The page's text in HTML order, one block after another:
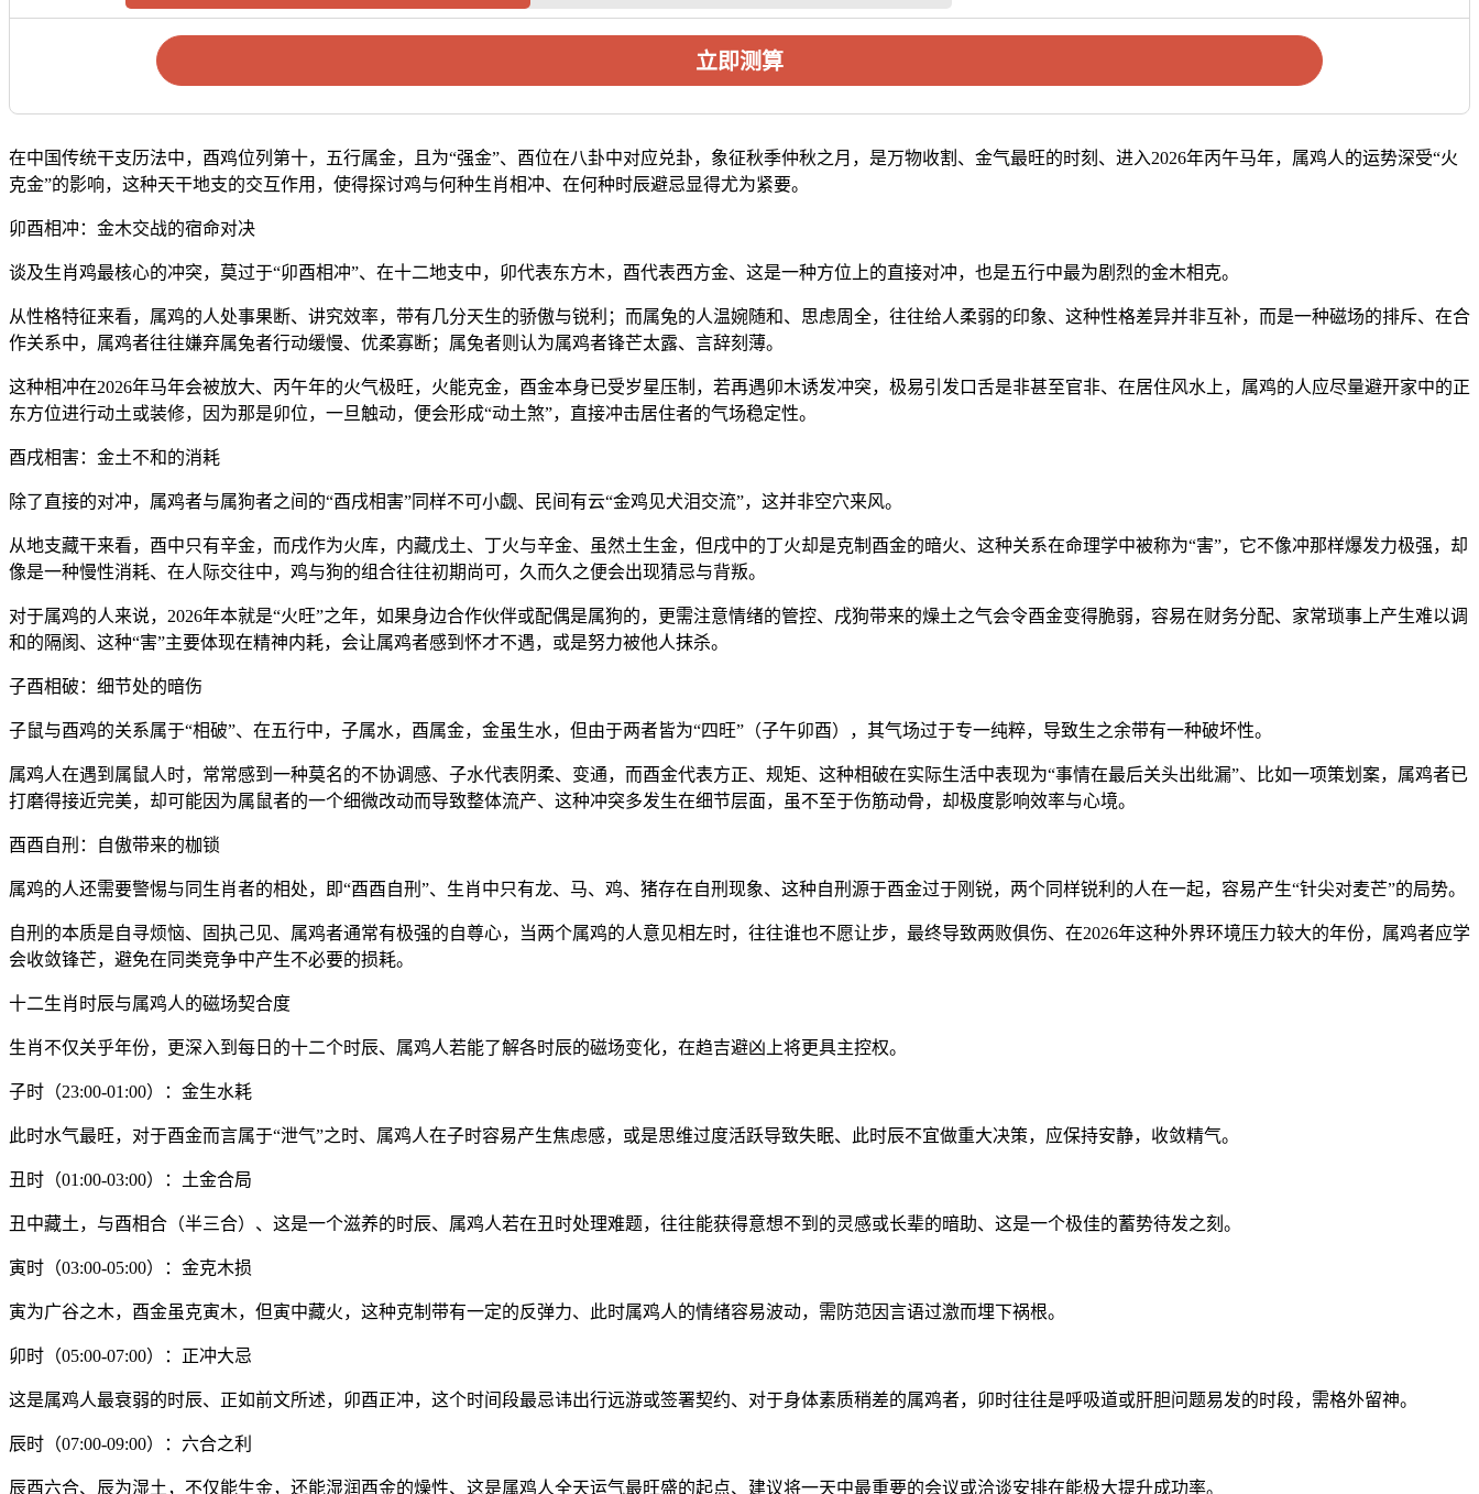
立即测算
在中国传统干支历法中，酉鸡位列第十，五行属金，且为“强金”、酉位在八卦中对应兑卦，象征秋季仲秋之月，是万物收割、金气最旺的时刻、进入2026年丙午马年，属鸡人的运势深受“火
克金”的影响，这种天干地支的交互作用，使得探讨鸡与何种生肖相冲、在何种时辰避忌显得尤为紧要。
卯酉相冲：金木交战的宿命对决
谈及生肖鸡最核心的冲突，莫过于“卯酉相冲”、在十二地支中，卯代表东方木，酉代表西方金、这是一种方位上的直接对冲，也是五行中最为剧烈的金木相克。
从性格特征来看，属鸡的人处事果断、讲究效率，带有几分天生的骄傲与锐利；而属兔的人温婉随和、思虑周全，往往给人柔弱的印象、这种性格差异并非互补，而是一种磁场的排斥、在合
作关系中，属鸡者往往嫌弃属兔者行动缓慢、优柔寡断；属兔者则认为属鸡者锋芒太露、言辞刻薄。
这种相冲在2026年马年会被放大、丙午年的火气极旺，火能克金，酉金本身已受岁星压制，若再遇卯木诱发冲突，极易引发口舌是非甚至官非、在居住风水上，属鸡的人应尽量避开家中的正
东方位进行动土或装修，因为那是卯位，一旦触动，便会形成“动土煞”，直接冲击居住者的气场稳定性。
酉戌相害：金土不和的消耗
除了直接的对冲，属鸡者与属狗者之间的“酉戌相害”同样不可小觑、民间有云“金鸡见犬泪交流”，这并非空穴来风。
从地支藏干来看，酉中只有辛金，而戌作为火库，内藏戊土、丁火与辛金、虽然土生金，但戌中的丁火却是克制酉金的暗火、这种关系在命理学中被称为“害”，它不像冲那样爆发力极强，却
像是一种慢性消耗、在人际交往中，鸡与狗的组合往往初期尚可，久而久之便会出现猜忌与背叛。
对于属鸡的人来说，2026年本就是“火旺”之年，如果身边合作伙伴或配偶是属狗的，更需注意情绪的管控、戌狗带来的燥土之气会令酉金变得脆弱，容易在财务分配、家常琐事上产生难以调
和的隔阂、这种“害”主要体现在精神内耗，会让属鸡者感到怀才不遇，或是努力被他人抹杀。
子酉相破：细节处的暗伤
子鼠与酉鸡的关系属于“相破”、在五行中，子属水，酉属金，金虽生水，但由于两者皆为“四旺”（子午卯酉），其气场过于专一纯粹，导致生之余带有一种破坏性。
属鸡人在遇到属鼠人时，常常感到一种莫名的不协调感、子水代表阴柔、变通，而酉金代表方正、规矩、这种相破在实际生活中表现为“事情在最后关头出纰漏”、比如一项策划案，属鸡者已
打磨得接近完美，却可能因为属鼠者的一个细微改动而导致整体流产、这种冲突多发生在细节层面，虽不至于伤筋动骨，却极度影响效率与心境。
酉酉自刑：自傲带来的枷锁
属鸡的人还需要警惕与同生肖者的相处，即“酉酉自刑”、生肖中只有龙、马、鸡、猪存在自刑现象、这种自刑源于酉金过于刚锐，两个同样锐利的人在一起，容易产生“针尖对麦芒”的局势。
自刑的本质是自寻烦恼、固执己见、属鸡者通常有极强的自尊心，当两个属鸡的人意见相左时，往往谁也不愿让步，最终导致两败俱伤、在2026年这种外界环境压力较大的年份，属鸡者应学
会收敛锋芒，避免在同类竞争中产生不必要的损耗。
十二生肖时辰与属鸡人的磁场契合度
生肖不仅关乎年份，更深入到每日的十二个时辰、属鸡人若能了解各时辰的磁场变化，在趋吉避凶上将更具主控权。
子时（23:00-01:00）：金生水耗
此时水气最旺，对于酉金而言属于“泄气”之时、属鸡人在子时容易产生焦虑感，或是思维过度活跃导致失眠、此时辰不宜做重大决策，应保持安静，收敛精气。
丑时（01:00-03:00）：土金合局
丑中藏土，与酉相合（半三合）、这是一个滋养的时辰、属鸡人若在丑时处理难题，往往能获得意想不到的灵感或长辈的暗助、这是一个极佳的蓄势待发之刻。
寅时（03:00-05:00）：金克木损
寅为广谷之木，酉金虽克寅木，但寅中藏火，这种克制带有一定的反弹力、此时属鸡人的情绪容易波动，需防范因言语过激而埋下祸根。
卯时（05:00-07:00）：正冲大忌
这是属鸡人最衰弱的时辰、正如前文所述，卯酉正冲，这个时间段最忌讳出行远游或签署契约、对于身体素质稍差的属鸡者，卯时往往是呼吸道或肝胆问题易发的时段，需格外留神。
辰时（07:00-09:00）：六合之利
辰酉六合、辰为湿土，不仅能生金，还能湿润酉金的燥性、这是属鸡人全天运气最旺盛的起点、建议将一天中最重要的会议或洽谈安排在能极大提升成功率。